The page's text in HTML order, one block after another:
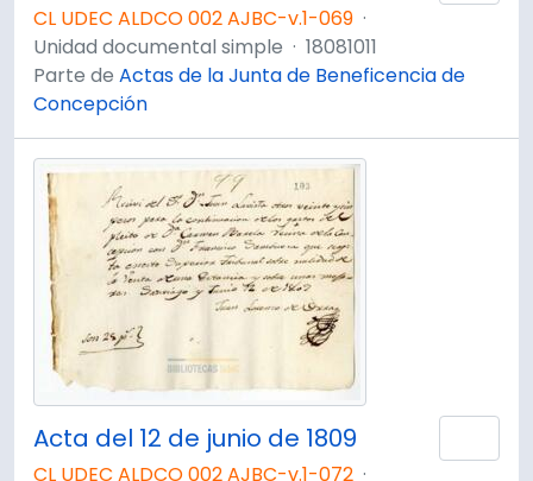
CL UDEC ALDCO 002 AJBC-v.1-069 ·
Unidad documental simple · 18081011
Parte de Actas de la Junta de Beneficencia de
Concepción
Acta del 12 de junio de 1809
CL UDEC ALDCO 002 AJBC-v.1-072 ·